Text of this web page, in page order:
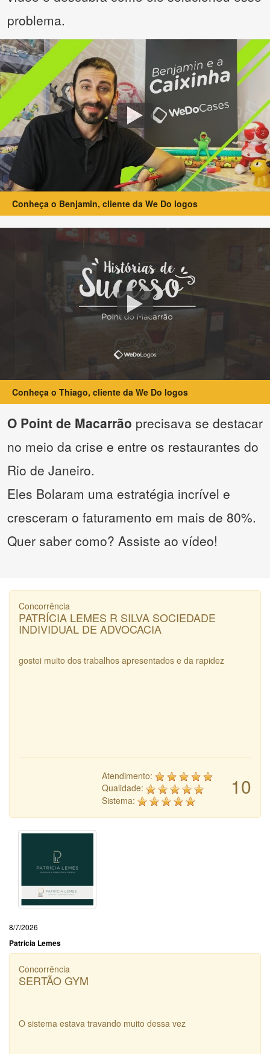
problema.
Conheça o Benjamin, cliente da We Do logos
Conheça o Thiago, cliente da We Do logos
O Point de Macarrão precisava se destacar
no meio da crise e entre os restaurantes do
Rio de Janeiro.
Eles Bolaram uma estratégia incrível e
cresceram o faturamento em mais de 80%.
Quer saber como? Assiste ao vídeo!
Concorrência
PATRÍCIA LEMES R SILVA SOCIEDADE
INDIVIDUAL DE ADVOCACIA
gostei muito dos trabalhos apresentados e da rapidez
10
Atendimento:
Qualidade:
Sistema:
8/7/2026
Patricia Lemes
Concorrência
SERTÃO GYM
O sistema estava travando muito dessa vez